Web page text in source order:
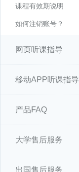
课程有效期说明
如何注销账号？
网页听课指导
移动APP听课指导
产品FAQ
大学售后服务
出国售后服务